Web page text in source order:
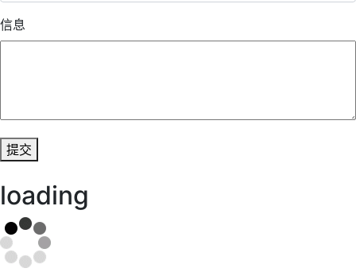
信息
提交
loading